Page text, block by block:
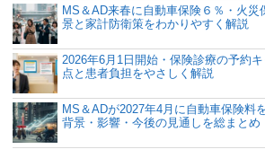
MS＆AD来春に自動車保険６％・火
景と家計防衛策をわかりやすく解説
2026年6月1日開始・保険診療の予約
点と患者負担をやさしく解説
MS＆ADが2027年4月に自動車保険料
背景・影響・今後の見通しを総まとめ